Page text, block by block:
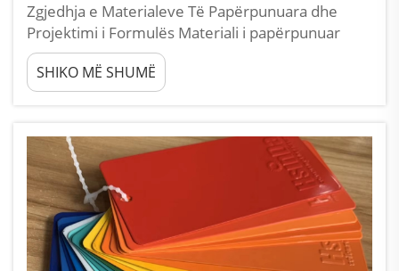
Zgjedhja e Materialeve Të Papërpunuara dhe
Projektimi i Formulës Materiali i papërpunuar
është faktori më themelor që përcakton
stabilitetin e gjatë afatshëm të ngjyrës së
përbërjeve të pluhurit poliester. Komponentët
ngjyrat dhe shtesat funksionale, të gjitha...
SHIKO MË SHUMË